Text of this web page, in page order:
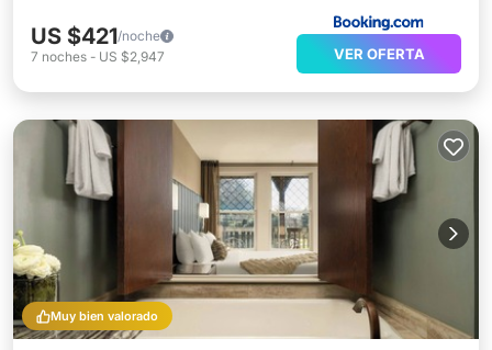
US $421/noche
7 noches - US $2,947 VER OFERTA
Muy bien valorado